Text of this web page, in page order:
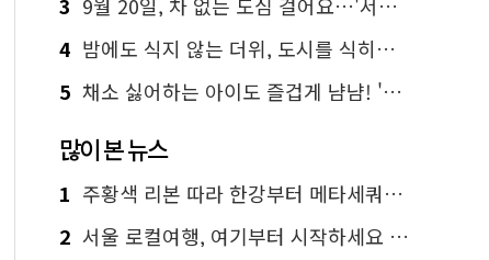
4 밤에도 식지 않는 더위, 도시를 식히는 시원한 해법은?
5 채소 싫어하는 아이도 즐겁게 냠냠! '찾아가는 서울시 식생활 교육' 현장
많이 본 뉴스
1 주황색 리본 따라 한강부터 메타세쿼이아 숲길까지…서울둘레길 15코스
2 서울 로컬여행, 여기부터 시작하세요 '서울에디션25'